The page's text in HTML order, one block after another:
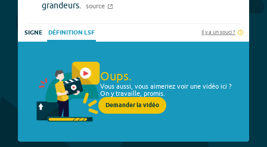
grandeurs.
source
SIGNE DÉFINITION LSF Il y a un souci ?
Oups.
Vous aussi, vous aimeriez voir une vidéo ici ?
On y travaille, promis.
Demander la vidéo